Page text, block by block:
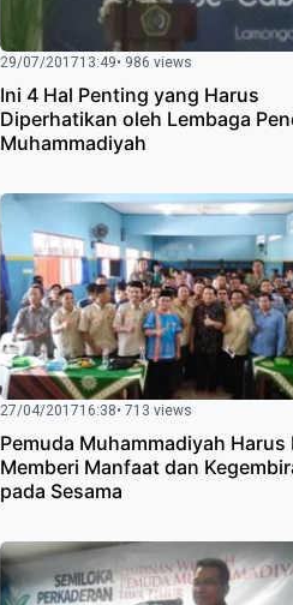
29/07/201713:49• 986 views
Ini 4 Hal Penting yang Harus
Diperhatikan oleh Lembaga
Muhammadiyah
27/04/201716:38• 713 views
Pemuda Muhammadiyah Harus
Memberi Manfaat dan
pada Sesama